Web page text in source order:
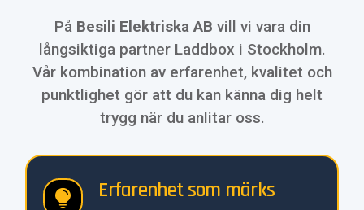
På Besili Elektriska AB vill vi vara din
långsiktiga partner Laddbox i Stockholm.
Vår kombination av erfarenhet, kvalitet och
punktlighet gör att du kan känna dig helt
trygg när du anlitar oss.
 Erfarenhet som märks